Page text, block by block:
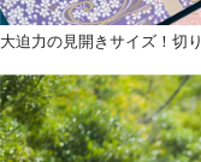
大迫力の見開きサイズ！切